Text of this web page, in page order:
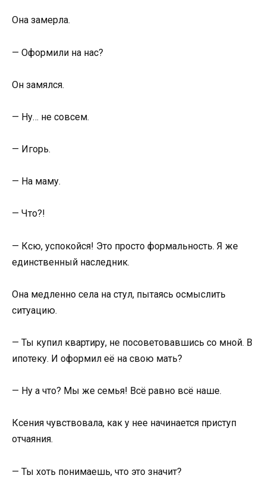
Она замерла.
— Оформили на нас?
Он замялся.
— Ну… не совсем.
— Игорь.
— На маму.
— Что?!
— Ксю, успокойся! Это просто формальность. Я же
единственный наследник.
Она медленно села на стул, пытаясь осмыслить
ситуацию.
— Ты купил квартиру, не посоветовавшись со мной. В
ипотеку. И оформил её на свою мать?
— Ну а что? Мы же семья! Всё равно всё наше.
Ксения чувствовала, как у нее начинается приступ
отчаяния.
— Ты хоть понимаешь, что это значит?